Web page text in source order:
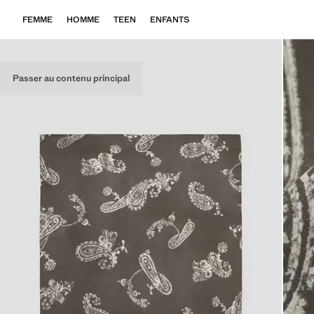
Passer au contenu principal
FEMME HOMME TEEN ENFANTS